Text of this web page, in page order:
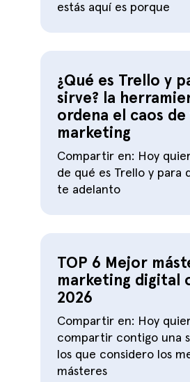
estás aquí es porque
¿Qué es Trello y
sirve? la
ordena el caos
marketing
Compartir en: Hoy
de qué es Trello y para
te adelanto
TOP 6 Mejor
marketing digital
2026
Compartir en: Hoy
compartir contigo una
los que considero los
másteres